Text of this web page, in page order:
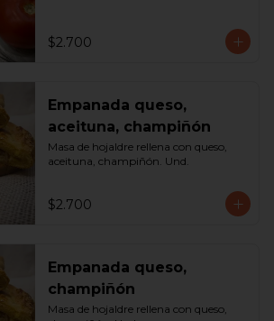
$2.700
Empanada queso,
aceituna, champiñón
Masa de hojaldre rellena con queso,
aceituna, champiñón. Und.
$2.700
Empanada queso,
champiñón
Masa de hojaldre rellena con queso,